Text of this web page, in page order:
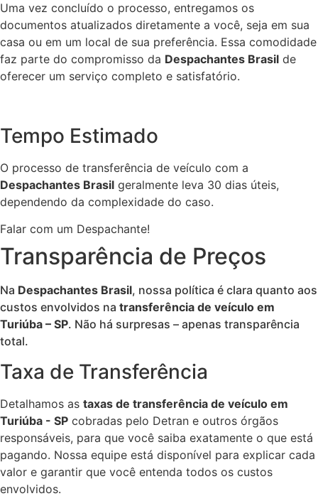
Uma vez concluído o processo, entregamos os
documentos atualizados diretamente a você, seja em sua
casa ou em um local de sua preferência. Essa comodidade
faz parte do compromisso da Despachantes Brasil de
oferecer um serviço completo e satisfatório.
Tempo Estimado
O processo de transferência de veículo com a
Despachantes Brasil geralmente leva 30 dias úteis,
dependendo da complexidade do caso.
Falar com um Despachante!
Transparência de Preços
Na Despachantes Brasil, nossa política é clara quanto aos
custos envolvidos na transferência de veículo em
Turiúba – SP. Não há surpresas – apenas transparência
total.
Taxa de Transferência
Detalhamos as taxas de transferência de veículo em
Turiúba - SP cobradas pelo Detran e outros órgãos
responsáveis, para que você saiba exatamente o que está
pagando. Nossa equipe está disponível para explicar cada
valor e garantir que você entenda todos os custos
envolvidos.